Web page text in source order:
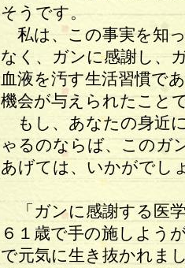
そうです。
私は、この事実を知
なく、ガンに感謝し、
血液を汚す生活習慣で
機会が与えられたこと
もし、あなたの身近
ゃるのならば、このガ
あげては、いかがでし
「ガンに感謝する医
６１歳で手の施しよう
で元気に生き抜かれま